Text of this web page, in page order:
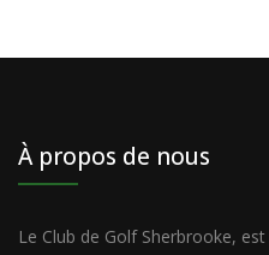
À propos de nous
Le Club de Golf Sherbrooke,